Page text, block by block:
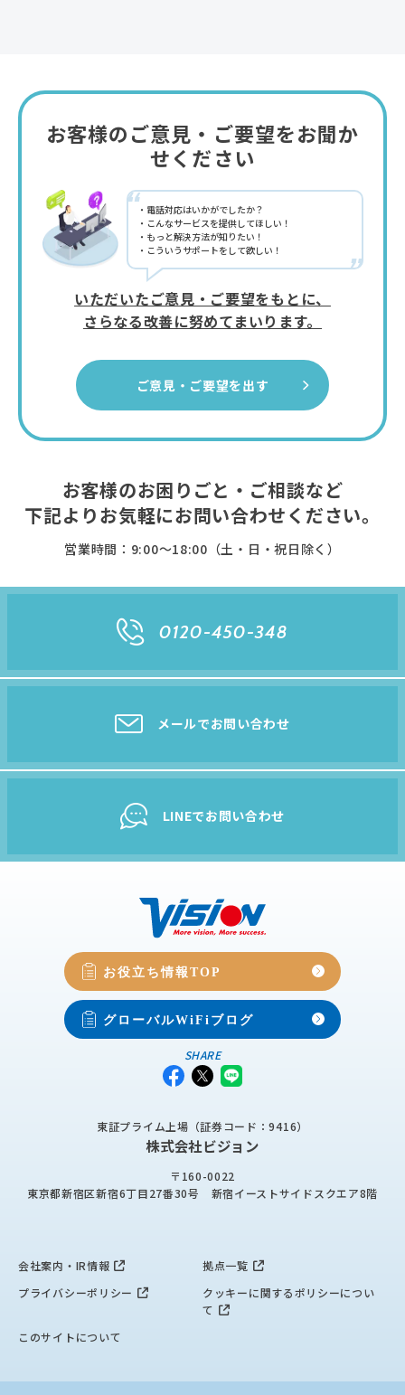
お客様のご意見・ご要望をお聞か
せください
“
”
電話対応はいかがでしたか？
こんなサービスを提供してほしい！
もっと解決方法が知りたい！
こういうサポートをして欲しい！
いただいたご意見・ご要望をもとに、
さらなる改善に努めてまいります。
ご意見・ご要望を出す
お客様のお困りごと・ご相談など
下記よりお気軽にお問い合わせください。
営業時間：9:00〜18:00（土・日・祝日除く）
0120-450-348
メールでお問い合わせ
LINEでお問い合わせ
お役立ち情報TOP
グローバルWiFiブログ
SHARE
東証プライム上場（証券コード：9416）
株式会社ビジョン
〒160-0022
東京都新宿区新宿6丁目27番30号
新宿イーストサイドスクエア8階
会社案内・IR情報
拠点一覧
プライバシーポリシー
クッキーに関するポリシーについ
て
このサイトについて